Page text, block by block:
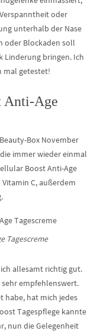
oder
unterhalb der Nase
oder Blockaden soll
Linderung bringen. Ich
mal getestet!
Anti-Age
Box November
immer wieder einmal
Boost Anti-Age
C, außerdem
Tagescreme
allesamt richtig gut.
empfehlenswert.
habe, hat mich jedes
Tagespflege kannte
nun die Gelegenheit